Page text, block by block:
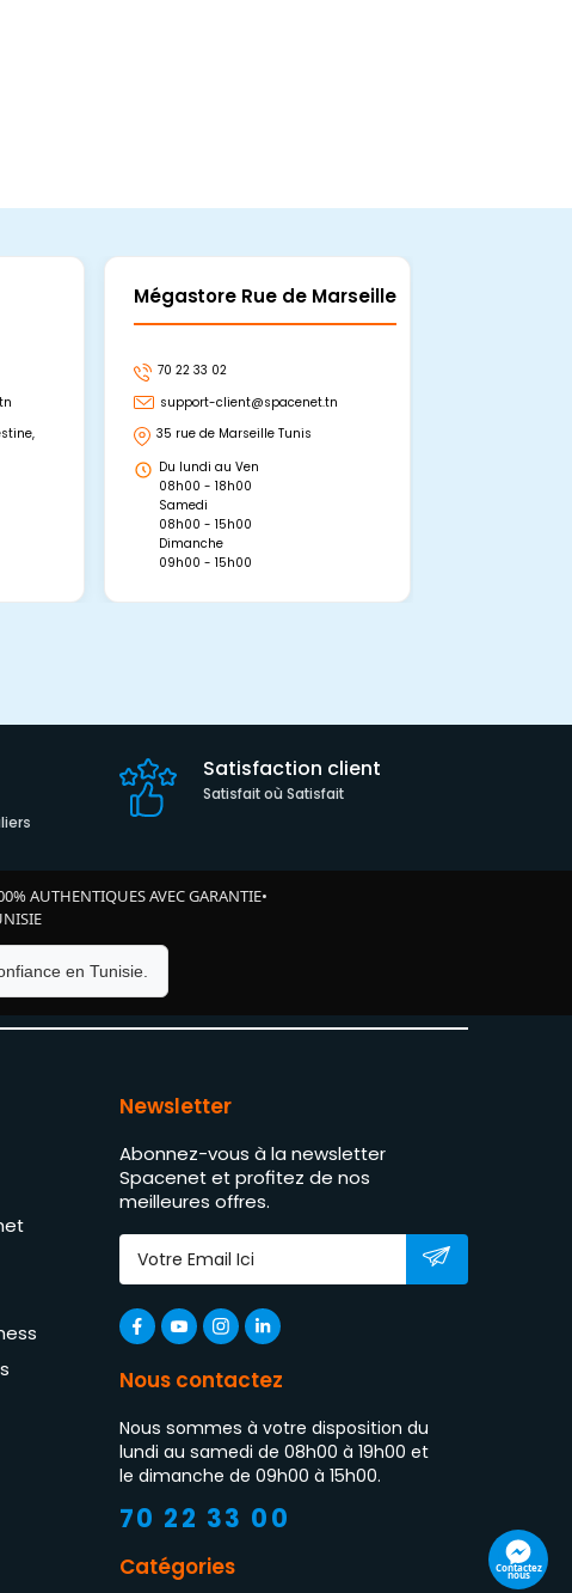
Mégastore Rue de Marseille
70 22 33 02
support-client@spacenet.tn
35 rue de Marseille Tunis
Du lundi au Ven
08h00 - 18h00
Samedi
08h00 - 15h00
Dimanche
09h00 - 15h00
Satisfaction client
Satisfait où Satisfait
AUTHENTIQUES AVEC GARANTIE•
en Tunisie.
Newsletter
Abonnez-vous à la newsletter
Spacenet et profitez de nos
meilleures offres.
Nous contactez
Nous sommes à votre disposition du
lundi au samedi de 08h00 à 19h00 et
le dimanche de 09h00 à 15h00.
70 22 33 00
Catégories Contactez
nous